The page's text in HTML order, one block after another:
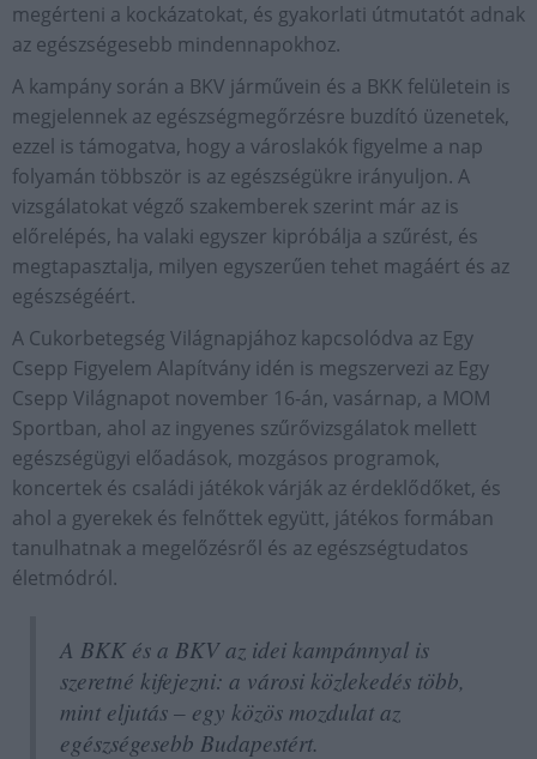
megérteni a kockázatokat, és gyakorlati útmutatót adnak
az egészségesebb mindennapokhoz.
A kampány során a BKV járművein és a BKK felületein is
megjelennek az egészségmegőrzésre buzdító üzenetek,
ezzel is támogatva, hogy a városlakók figyelme a nap
folyamán többször is az egészségükre irányuljon. A
vizsgálatokat végző szakemberek szerint már az is
előrelépés, ha valaki egyszer kipróbálja a szűrést, és
megtapasztalja, milyen egyszerűen tehet magáért és az
egészségéért.
A Cukorbetegség Világnapjához kapcsolódva az Egy
Csepp Figyelem Alapítvány idén is megszervezi az Egy
Csepp Világnapot november 16-án, vasárnap, a MOM
Sportban, ahol az ingyenes szűrővizsgálatok mellett
egészségügyi előadások, mozgásos programok,
koncertek és családi játékok várják az érdeklődőket, és
ahol a gyerekek és felnőttek együtt, játékos formában
tanulhatnak a megelőzésről és az egészségtudatos
életmódról.
A BKK és a BKV az idei kampánnyal is
szeretné kifejezni: a városi közlekedés több,
mint eljutás – egy közös mozdulat az
egészségesebb Budapestért.